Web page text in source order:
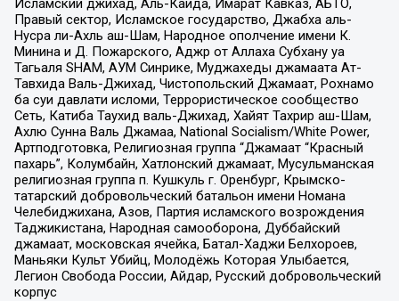
Исламский джихад, Аль-Каида, Имарат Кавказ, АБТО,
Правый сектор, Исламское государство, Джабха аль-
Нусра ли-Ахль аш-Шам, Народное ополчение имени К.
Минина и Д. Пожарского, Аджр от Аллаха Субхану уа
Тагьаля SHAM, АУМ Синрике, Муджахеды джамаата Ат-
Тавхида Валь-Джихад, Чистопольский Джамаат, Рохнамо
ба суи давлати исломи, Террористическое сообщество
Сеть, Катиба Таухид валь-Джихад, Хайят Тахрир аш-Шам,
Ахлю Сунна Валь Джамаа, National Socialism/White Power,
Артподготовка, Религиозная группа “Джамаат “Красный
пахарь”, Колумбайн, Хатлонский джамаат, Мусульманская
религиозная группа п. Кушкуль г. Оренбург, Крымско-
татарский добровольческий батальон имени Номана
Челебиджихана, Азов, Партия исламского возрождения
Таджикистана, Народная самооборона, Дуббайский
джамаат, московская ячейка, Батал-Хаджи Белхороев,
Маньяки Культ Убийц, Молодёжь Которая Улыбается,
Легион Свобода России, Айдар, Русский добровольческий
корпус